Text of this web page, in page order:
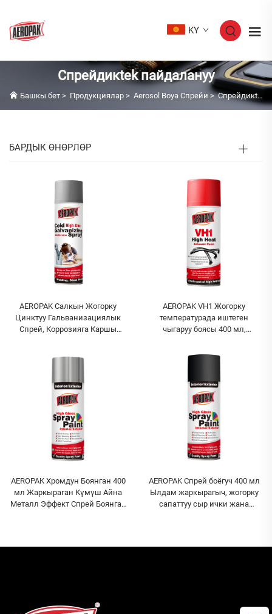
KY
Спрейдикtek пайдалануу
Башкы бет > Продукциялар > Aerosol Boya Спрейи >Спрейдикtek пайдалануу
БАРДЫК ӨНӨРЛӨР
AEROPAK Салкын Жогорку
Цинктуу Гальванизациялык
Спрей, Коррозияга Каршы
AEROPAK VH1 Жогорку
температурада иштеген
чыгаруу боясы 400 мл,
түстөгү жана түрлөрүндөгү
спрей боясы
AEROPAK Хромдун Боянган 400
мл Жаркыраган Күмүш Айна
Металл Эффект Спрей Боянган
AEROPAK Спрей боёгуч 400 мл
Ылдам жаркырагыч, жогорку
сапаттуу сыр ички жана